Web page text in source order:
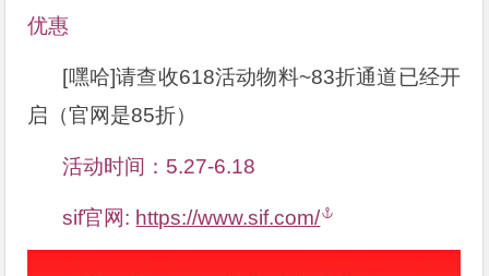
优惠
[嘿哈]请查收618活动物料~83折通道已经开
启（官网是85折）
活动时间：5.27-6.18
sif官网: https://www.sif.com/